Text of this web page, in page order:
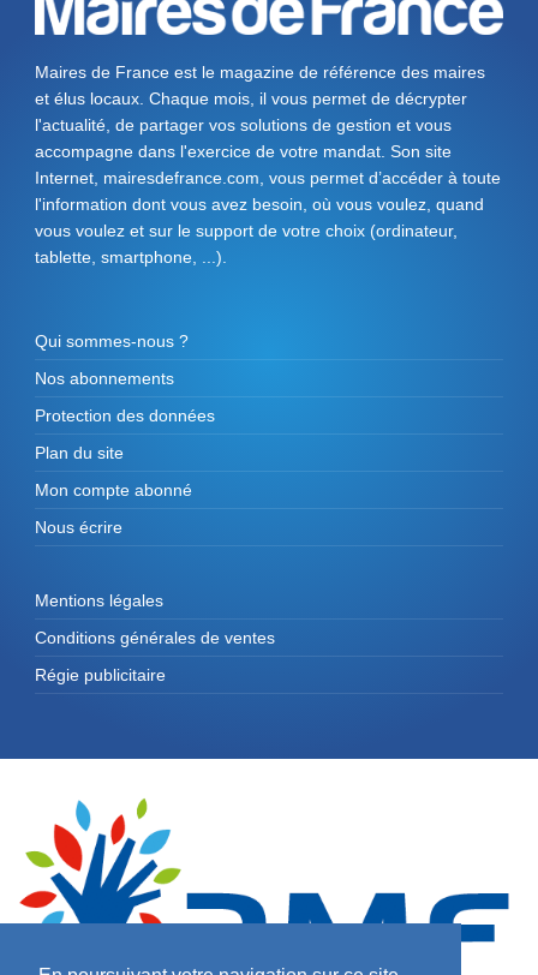
Maires de France est le magazine de référence des maires
et élus locaux. Chaque mois, il vous permet de décrypter
l'actualité, de partager vos solutions de gestion et vous
accompagne dans l'exercice de votre mandat. Son site
Internet, mairesdefrance.com, vous permet d’accéder à toute
l'information dont vous avez besoin, où vous voulez, quand
vous voulez et sur le support de votre choix (ordinateur,
tablette, smartphone, ...).
Qui sommes-nous ?
Nos abonnements
Protection des données
Plan du site
Mon compte abonné
Nous écrire
Mentions légales
Conditions générales de ventes
Régie publicitaire